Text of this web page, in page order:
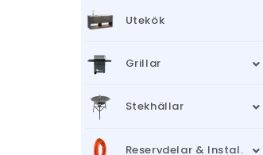
Utekök
Grillar
Stekhällar
Reservdelar & Instal.